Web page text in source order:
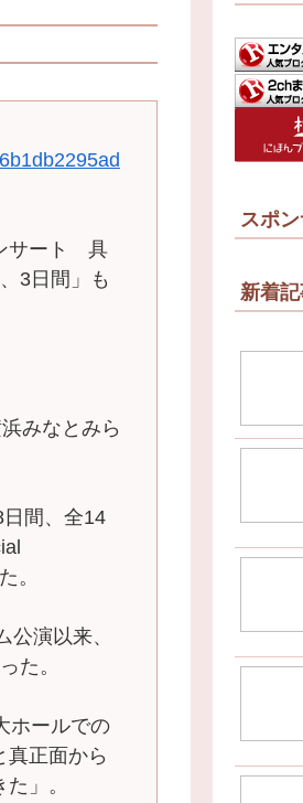
サート 具
3日間」も
みなとみら
間、全14
。
演以来、
た。
ホールでの
真正面から
」。
スポ
新着